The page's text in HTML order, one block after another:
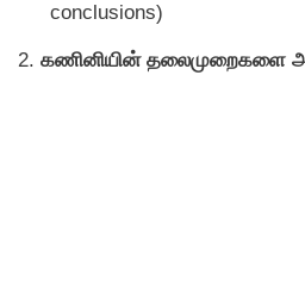
conclusions)
2. கணினியின் தலைமுறைகளை